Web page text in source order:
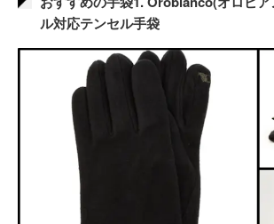
ル対応テンセル手袋